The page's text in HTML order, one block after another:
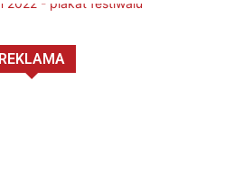
REKLAMA